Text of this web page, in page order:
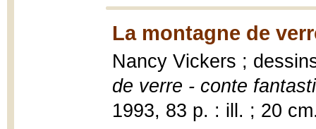
La montagne de
Nancy Vickers ;
de verre - conte
1993, 83 p. : ill. ; 20